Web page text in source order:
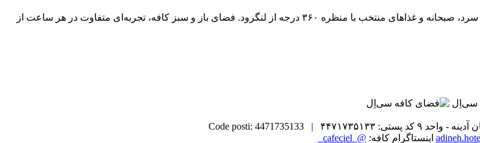
کافه سی‌اِل روی بام هتل قرار گرفته؛ جایی برای نوشیدن قهوه تخصصی، نوشیدنی‌های سرد، صبحانه و غذاهای منتخب با منظره ۳۶۰ درجه از لنگرود. فضای باز و سبز کافه، تجربه‌ای متفاوت در هر ساعت از
کد پستی: ۴۴۷۱۷۳۵۱۳۳ | Code posti: 4471735133
اینستاگرام کافه: @_cafeciel_